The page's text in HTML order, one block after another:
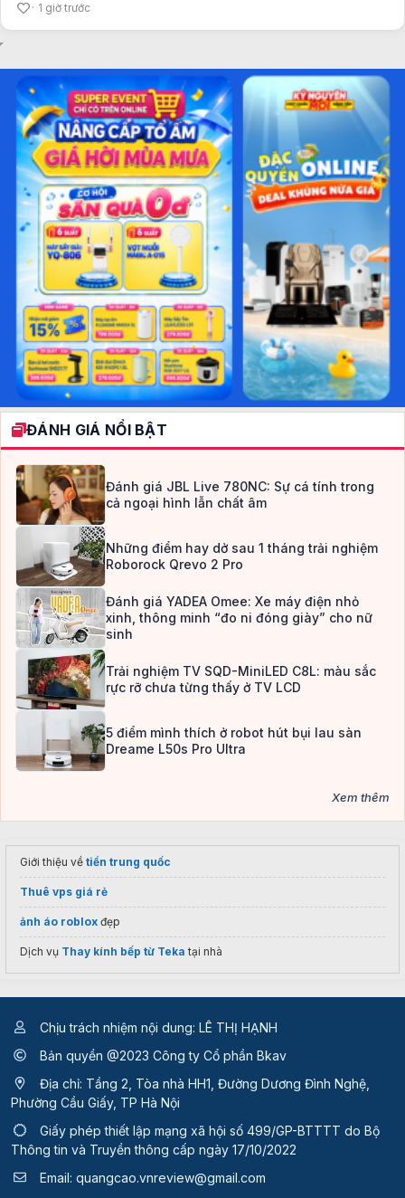
1 giờ trước
ĐÁNH GIÁ NỔI BẬT
Đánh giá JBL Live 780NC: Sự cá tính trong
cả ngoại hình lẫn chất âm
Những điểm hay dở sau 1 tháng trải nghiệm
Roborock Qrevo 2 Pro
Đánh giá YADEA Omee: Xe máy điện nhỏ
xinh, thông minh “đo ni đóng giày” cho nữ
sinh
Trải nghiệm TV SQD-MiniLED C8L: màu sắc
rực rỡ chưa từng thấy ở TV LCD
5 điểm mình thích ở robot hút bụi lau sàn
Dreame L50s Pro Ultra
Xem thêm
Giới thiệu về tiền trung quốc
Thuê vps giá rẻ
ảnh áo roblox đẹp
Dịch vụ Thay kính bếp từ Teka tại nhà
Chịu trách nhiệm nội dung: LÊ THỊ HẠNH
Bản quyền @2023 Công ty Cổ phần Bkav
Địa chỉ: Tầng 2, Tòa nhà HH1, Đường Dương Đình Nghệ,
Phường Cầu Giấy, TP Hà Nội
Giấy phép thiết lập mạng xã hội số 499/GP-BTTTT do Bộ
Thông tin và Truyền thông cấp ngày 17/10/2022
Email: quangcao.vnreview@gmail.com